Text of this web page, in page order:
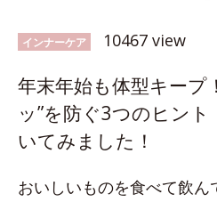
インナーケア 10467 view
年末年始も体型キープ
ッ”を防ぐ3つのヒン
いてみました！
おいしいものを食べて飲